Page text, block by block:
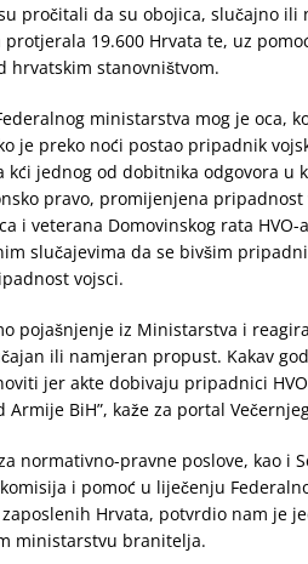
pročitali da su obojica, slučajno
protjerala 19.600 Hrvata te, uz
hrvatskim stanovništvom.
ministarstva mog je oca,
je preko noći postao pripadnik
kći jednog od dobitnika odgovora u
pravo, promijenjena
i veterana Domovinskog rata
slučajevima da se bivšim
vojsci.
pojašnjenje iz Ministarstva i
ili namjeran propust. Kakav
jer akte dobivaju pripadnici
Armije BiH”, kaže za portal
normativno-pravne poslove, kao i
i pomoć u liječenju
Hrvata, potvrdio nam je
ministarstvu branitelja.